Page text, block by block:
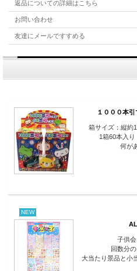
返品についての詳細はこちら
お問い合わせ
友達にメールですすめる
１０００本
箱サイズ：縦約
1箱60本入
何が
NEW
子供
回数分
大当たり景品と小